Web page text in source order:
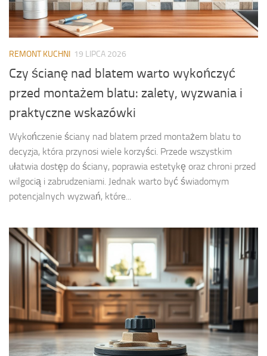
REMONT KUCHNI 19 LIPCA 2026
Czy ścianę nad blatem warto wykończyć
przed montażem blatu: zalety, wyzwania i
praktyczne wskazówki
Wykończenie ściany nad blatem przed montażem blatu to
decyzja, która przynosi wiele korzyści. Przede wszystkim
ułatwia dostęp do ściany, poprawia estetykę oraz chroni przed
wilgocią i zabrudzeniami. Jednak warto być świadomym
potencjalnych wyzwań, które...